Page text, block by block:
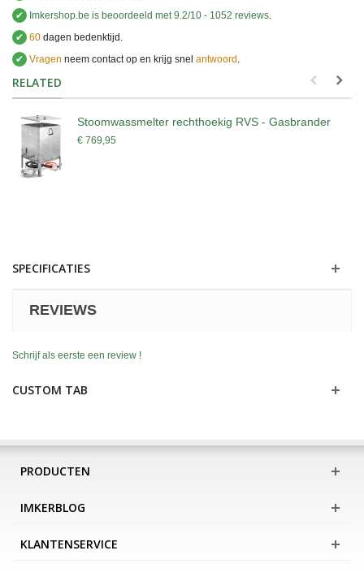
✔
Imkershop.be is beoordeeld met 9.2/10 - 1052 reviews
✔ 60 dagen bedenktijd.
✔ Vragen neem contact op en krijg snel antwoord
RELATED
Stoomwassmelter rechthoekig RVS - Gasbrander
€ 769,95
SPECIFICATIES
REVIEWS
Schrijf als eerste een review !
CUSTOM TAB
PRODUCTEN
IMKERBLOG
KLANTENSERVICE